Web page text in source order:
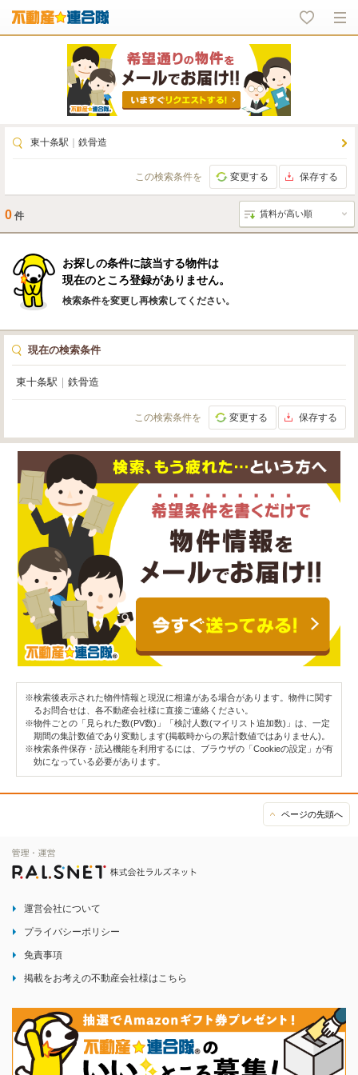
東十条駅 鉄骨造
この検索条件を 変更する 保存する
0 件
お探しの条件に該当する物件は
現在のところ登録がありません。
検索条件を変更し再検索してください。
現在の検索条件
東十条駅 鉄骨造
この検索条件を 変更する 保存する
※検索後表示された物件情報と現況に相違がある場合があります。物件に関す
るお問合せは、各不動産会社様に直接ご連絡ください。
※物件ごとの「見られた数(PV数)」「検討人数(マイリスト追加数)」は、一定
期間の集計数値であり変動します(掲載時からの累計数値ではありません)。
※検索条件保存・読込機能を利用するには、ブラウザの「Cookieの設定」が有
効になっている必要があります。
ページの先頭へ
運営会社について
プライバシーポリシー
免責事項
掲載をお考えの不動産会社様はこちら